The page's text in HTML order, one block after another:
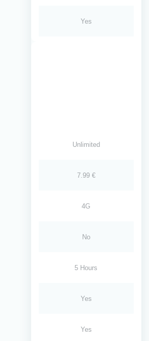
Yes
Unlimited
7.99 €
4G
No
5 Hours
Yes
Yes